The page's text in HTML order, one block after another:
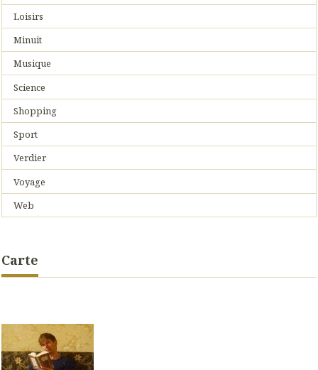
Loisirs
Minuit
Musique
Science
Shopping
Sport
Verdier
Voyage
Web
Carte